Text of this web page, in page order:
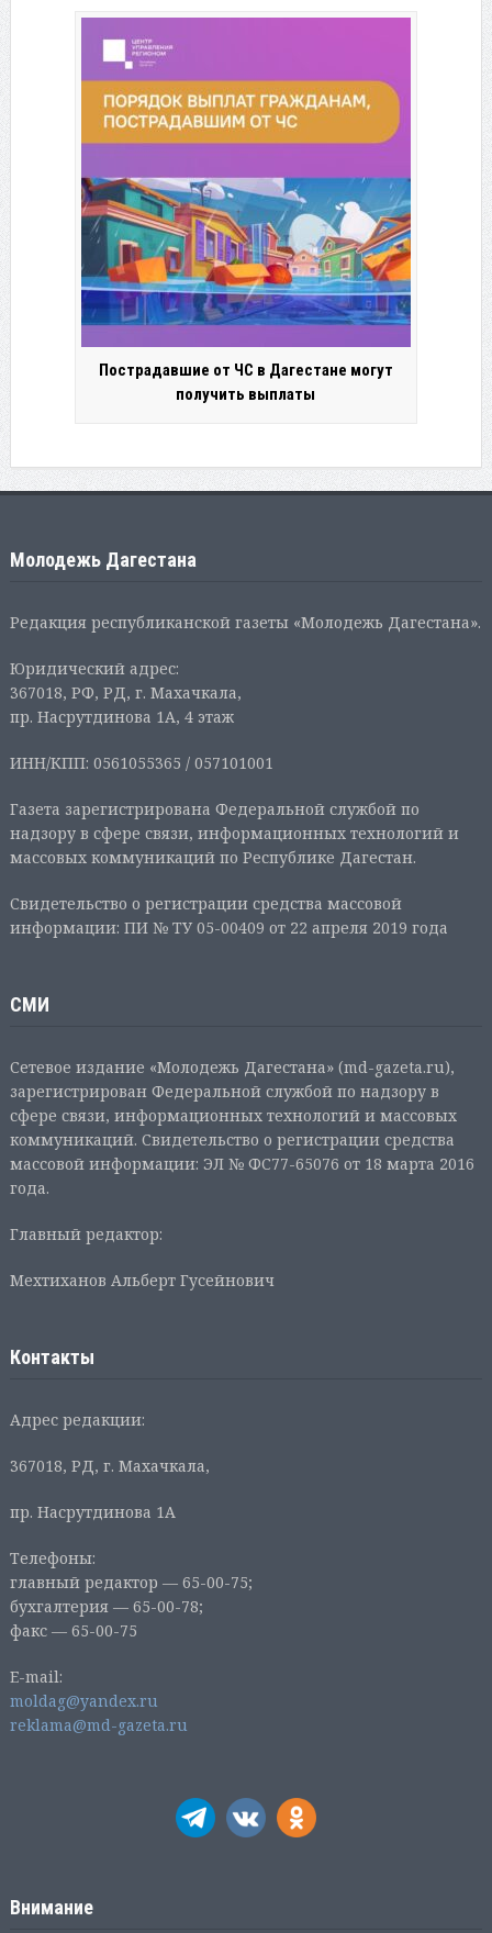
Пострадавшие от ЧС в Дагестане могут
получить выплаты
Молодежь Дагестана
Редакция республиканской газеты «Молодежь Дагестана».
Юридический адрес:
367018, РФ, РД, г. Махачкала,
пр. Насрутдинова 1А, 4 этаж
ИНН/КПП: 0561055365 / 057101001
Газета зарегистрирована Федеральной службой по
надзору в сфере связи, информационных технологий и
массовых коммуникаций по Республике Дагестан.
Свидетельство о регистрации средства массовой
информации: ПИ № ТУ 05-00409 от 22 апреля 2019 года
СМИ
Сетевое издание «Молодежь Дагестана» (md-gazeta.ru),
зарегистрирован Федеральной службой по надзору в
сфере связи, информационных технологий и массовых
коммуникаций. Свидетельство о регистрации средства
массовой информации: ЭЛ № ФС77-65076 от 18 марта 2016
года.
Главный редактор:
Мехтиханов Альберт Гусейнович
Контакты
Адрес редакции:
367018, РД, г. Махачкала,
пр. Насрутдинова 1А
Телефоны:
главный редактор — 65-00-75;
бухгалтерия — 65-00-78;
факс — 65-00-75
E-mail:
moldag@yandex.ru
reklama@md-gazeta.ru
Внимание